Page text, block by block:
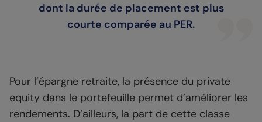
dont la durée de placement est plus
courte comparée au PER.
Pour l’épargne retraite, la présence du private
equity dans le portefeuille permet d’améliorer les
rendements. D’ailleurs, la part de cette classe